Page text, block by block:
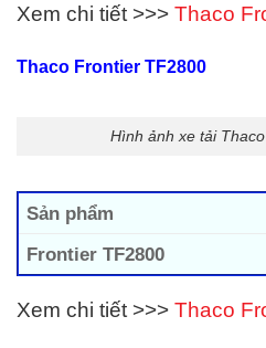
Xem chi tiết >>> Thaco
Thaco Frontier TF2800
Hình ảnh xe tải
Sản phẩm
Frontier TF2800
Xem chi tiết >>> Thaco